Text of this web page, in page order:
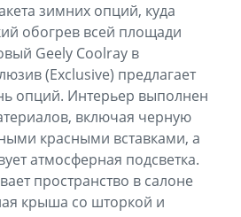
зимних опций, куда
обогрев всей площади
Geely Coolray в
(Exclusive) предлагает
опций. Интерьер выполнен
включая черную
красными вставками, а
атмосферная подсветка.
пространство в салоне
крыша со шторкой и